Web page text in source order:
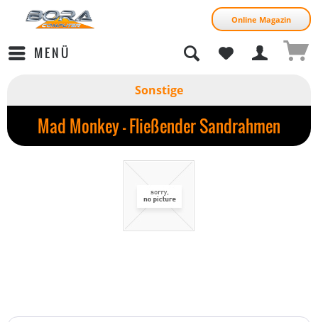
Online Magazin
MENÜ
Sonstige
Mad Monkey - Fließender Sandrahmen